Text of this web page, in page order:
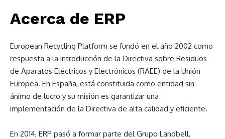
Acerca de ERP
European Recycling Platform se fundó en el año 2002 como
respuesta a la introducción de la Directiva sobre Residuos
de Aparatos Eléctricos y Electrónicos (RAEE) de la Unión
Europea. En España, está constituida como entidad sin
ánimo de lucro y su misión es garantizar una
implementación de la Directiva de alta calidad y eficiente.
En 2014, ERP pasó a formar parte del Grupo Landbell,